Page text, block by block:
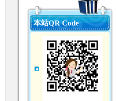
本站QR Code